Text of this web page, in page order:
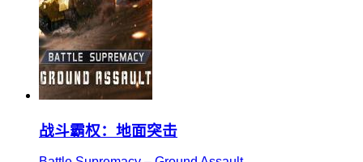
战斗霸权：地面突击